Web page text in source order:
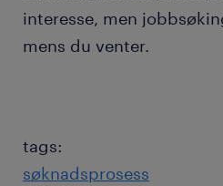
interesse, men
mens du venter.
tags:
søknadsprosess